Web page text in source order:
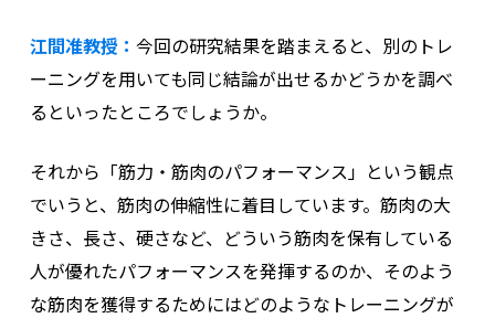
江間准教授： 今回の研究結果を踏まえると、別のトレ
ーニングを用いても同じ結論が出せるかどうかを調べ
るといったところでしょうか。
それから「筋力・筋肉のパフォーマンス」という観点
でいうと、筋肉の伸縮性に着目しています。筋肉の大
きさ、長さ、硬さなど、どういう筋肉を保有している
人が優れたパフォーマンスを発揮するのか、そのよう
な筋肉を獲得するためにはどのようなトレーニングが